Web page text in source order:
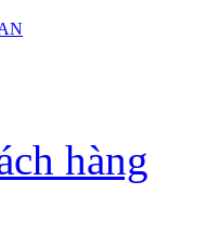
hàng